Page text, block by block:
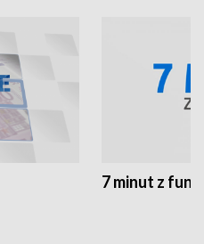
7 minut z